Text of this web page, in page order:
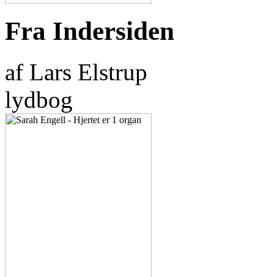
Fra Indersiden
af Lars Elstrup
lydbog